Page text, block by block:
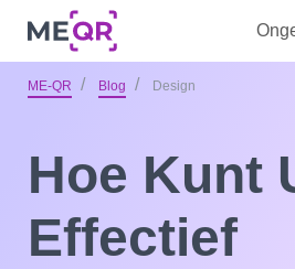
ME-QR Blog Design
Hoe Kunt
Effectief